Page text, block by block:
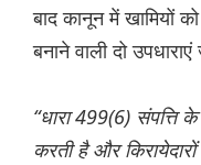
बाद कानून में खामियों
बनाने वाली दो
“धारा 499(6) संपत्ति
करती है और